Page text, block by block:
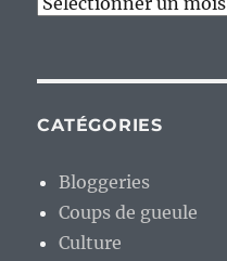
CATÉGORIES
Bloggeries
Coups de gueule
Culture